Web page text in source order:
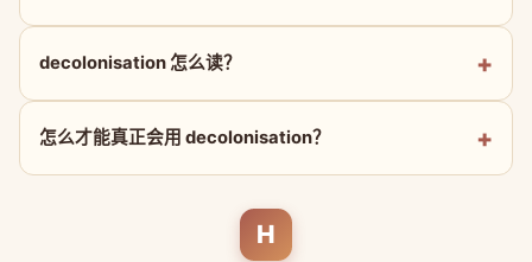
decolonisation 怎么读？
怎么才能真正会用 decolonisation？
H